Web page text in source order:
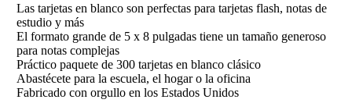
Las tarjetas en blanco son perfectas para tarjetas flash, notas de
estudio y más
El formato grande de 5 x 8 pulgadas tiene un tamaño generoso
para notas complejas
Práctico paquete de 300 tarjetas en blanco clásico
Abastécete para la escuela, el hogar o la oficina
Fabricado con orgullo en los Estados Unidos